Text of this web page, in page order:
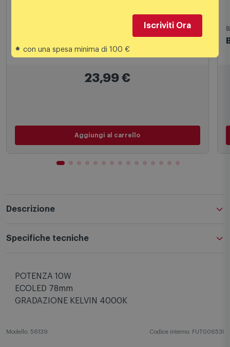
-2700K
23,99 €
Aggiungi al carrello
Descrizione
Specifiche tecniche
POTENZA 10W
ECOLED 78mm
GRADAZIONE KELVIN 4000K
Modello: 56139 Codice interno: FUT00653I
Iscriviti Ora
* con una spesa minima di 100 €